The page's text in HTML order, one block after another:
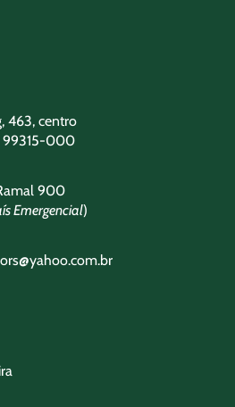
463, centro
99315-000
900
Emergencial)